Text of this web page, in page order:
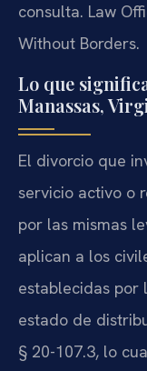
consulta. Law
Without Borders.
Lo que
Manassas,
El divorcio que
servicio activo o
por las mismas
aplican a los
establecidas por
estado de
§ 20-107.3, lo